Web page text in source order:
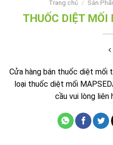
Trang chủ / Sản
THUỐC DIỆT MỐI
Cửa hàng bán thuốc diệt mối
loại thuốc diệt mối
cầu vui lòng liên